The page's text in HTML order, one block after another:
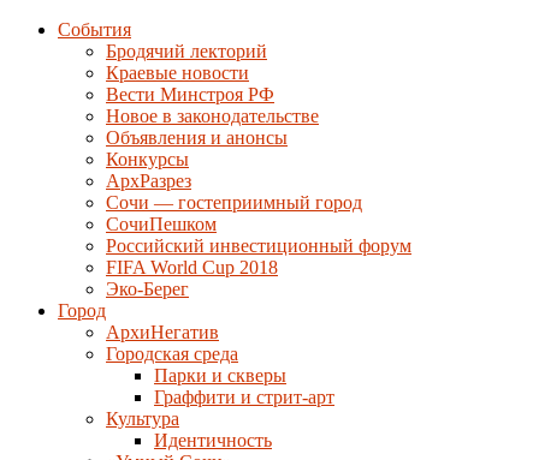
События
Бродячий лекторий
Краевые новости
Вести Минстроя РФ
Новое в законодательстве
Объявления и анонсы
Конкурсы
АрхРазрез
Сочи — гостеприимный город
СочиПешком
Российский инвестиционный форум
FIFA World Cup 2018
Эко-Берег
Город
АрхиНегатив
Городская среда
Парки и скверы
Граффити и стрит-арт
Культура
Идентичность